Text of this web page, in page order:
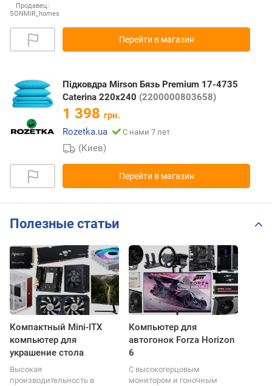
Продавец:
SONMIR_homes
Перейти в магазин
Підковдра Mirson Бязь Premium 17-4735
Caterina 220х240 (2200000803658)
1 398 грн.
Rozetka.ua
С нами 7 лет
(Киев)
Перейти в магазин
Полезные статьи
Компактный Mini-ITX
компьютер для
украшение стола
Высокая
производительность в
Компьютер для
автогонок Forza Horizon
6
С высокогерцовым
монитором и гоночным